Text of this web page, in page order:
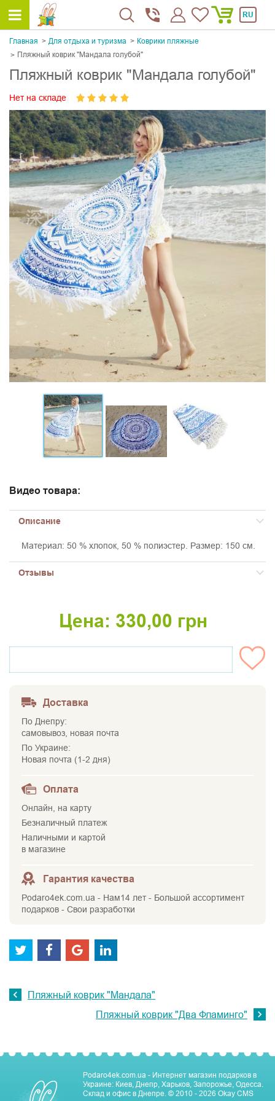
RU
Главная Для отдыха и туризма
Коврики пляжные
Пляжный коврик "Мандала голубой"
Пляжный коврик "Мандала голубой"
Нет на складе
Видео товара:
Описание
Материал: 50 % хлопок, 50 % полиэстер. Размер: 150 см.
Отзывы
Цена: 330,00 грн
Доставка
По Днепру:
самовывоз, новая почта
По Украине:
Новая почта (1-2 дня)
Оплата
Онлайн, на карту
Безналичный платеж
Наличными и картой
в магазине
Гарантия качества
Podaro4ek.com.ua - Нам14 лет - Большой ассортимент
подарков - Свои разработки
Пляжный коврик "Мандала"
Пляжный коврик "Два Фламинго"
Podaro4ek.com.ua - Интернет магазин подарков в
Украине: Киев, Днепр, Харьков, Запорожье, Одесса.
Склад и офис в Днепре. © 2010 - 2026 Okay CMS